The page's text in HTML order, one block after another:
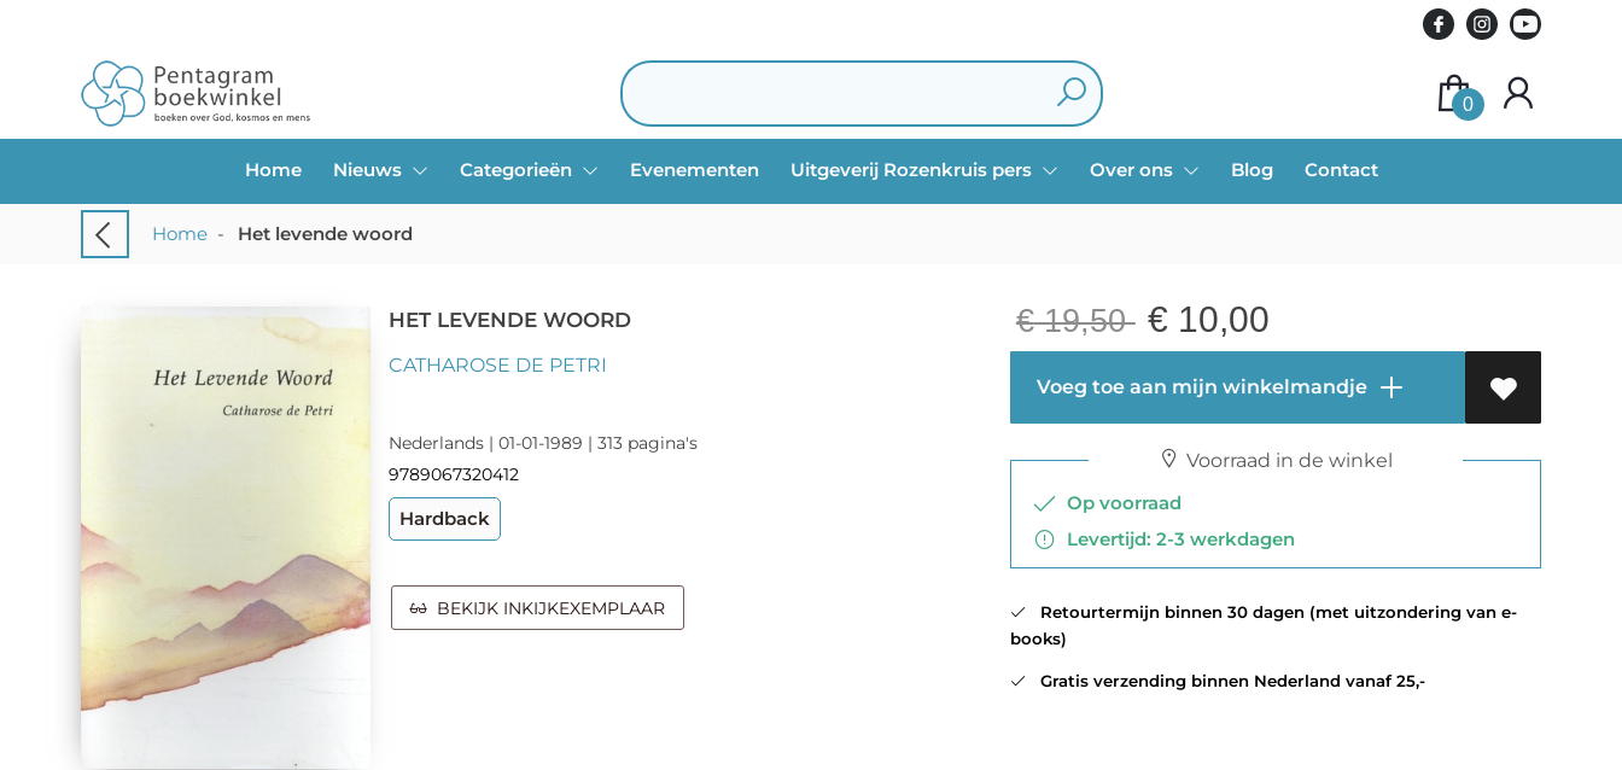
0
Home Nieuws Categorieën Evenementen Uitgeverij Rozenkruis pers Over ons Blog Contact
Home - Het levende woord
HET LEVENDE WOORD
CATHAROSE DE PETRI
Nederlands | 01-01-1989 | 313 pagina's
9789067320412
Hardback
BEKIJK INKIJKEXEMPLAAR
€19,50 € 10,00
Voeg toe aan mijn winkelmandje
Voorraad in de winkel
Op voorraad
Levertijd: 2-3 werkdagen
Retourtermijn binnen 30 dagen (met uitzondering van e-
books)
Gratis verzending binnen Nederland vanaf 25,-